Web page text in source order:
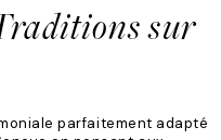
sur
parfaitement adapté